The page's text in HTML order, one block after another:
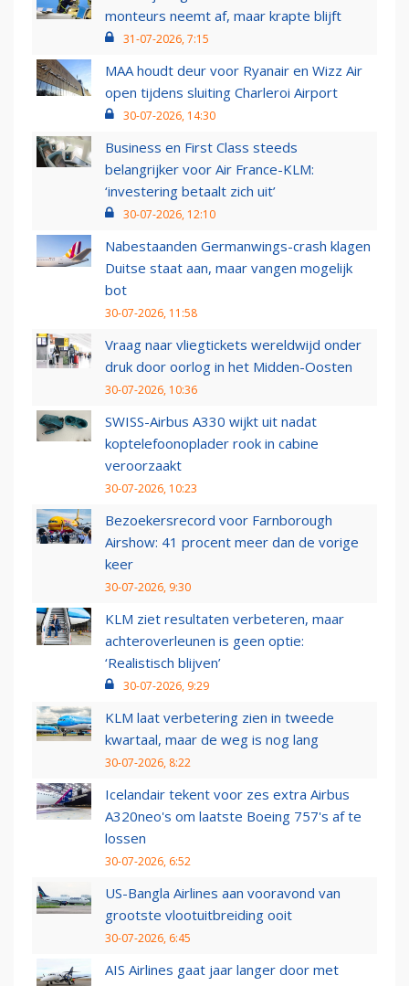
monteurs neemt af, maar krapte blijft
31-07-2026, 7:15
MAA houdt deur voor Ryanair en Wizz Air
open tijdens sluiting Charleroi Airport
30-07-2026, 14:30
Business en First Class steeds
belangrijker voor Air France-KLM:
‘investering betaalt zich uit’
30-07-2026, 12:10
Nabestaanden Germanwings-crash klagen
Duitse staat aan, maar vangen mogelijk
bot
30-07-2026, 11:58
Vraag naar vliegtickets wereldwijd onder
druk door oorlog in het Midden-Oosten
30-07-2026, 10:36
SWISS-Airbus A330 wijkt uit nadat
koptelefoonoplader rook in cabine
veroorzaakt
30-07-2026, 10:23
Bezoekersrecord voor Farnborough
Airshow: 41 procent meer dan de vorige
keer
30-07-2026, 9:30
KLM ziet resultaten verbeteren, maar
achteroverleunen is geen optie:
‘Realistisch blijven’
30-07-2026, 9:29
KLM laat verbetering zien in tweede
kwartaal, maar de weg is nog lang
30-07-2026, 8:22
Icelandair tekent voor zes extra Airbus
A320neo's om laatste Boeing 757's af te
lossen
30-07-2026, 6:52
US-Bangla Airlines aan vooravond van
grootste vlootuitbreiding ooit
30-07-2026, 6:45
AIS Airlines gaat jaar langer door met